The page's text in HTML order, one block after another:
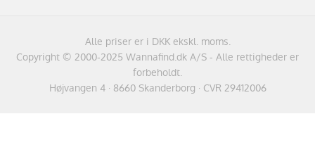
Alle priser er i DKK ekskl. moms.
Copyright © 2000-2025 Wannafind.dk A/S - Alle rettigheder er
forbeholdt.
Højvangen 4 · 8660 Skanderborg · CVR 29412006